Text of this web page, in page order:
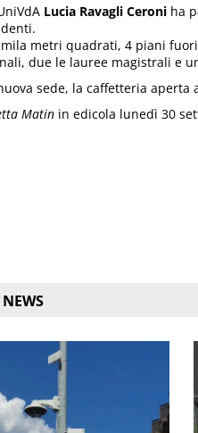
Lucia Ravagli Ceroni ha
metri quadrati, 4 piani
due le lauree magistrali e
sede, la caffetteria aperta
Matin in edicola lunedì 30